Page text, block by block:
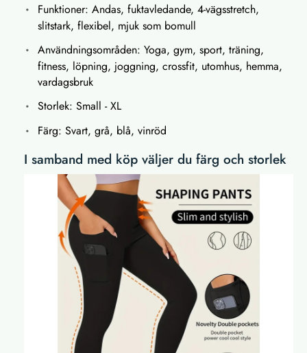
Funktioner: Andas, fuktavledande, 4-vägsstretch,
slitstark, flexibel, mjuk som bomull
Användningsområden: Yoga, gym, sport, träning,
fitness, löpning, joggning, crossfit, utomhus, hemma,
vardagsbruk
Storlek: Small - XL
Färg: Svart, grå, blå, vinröd
I samband med köp väljer du färg och storlek